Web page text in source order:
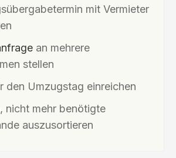
mit Vermieter
an mehrere
stellen
den Umzugstag einreichen
nicht mehr benötigte
auszusortieren